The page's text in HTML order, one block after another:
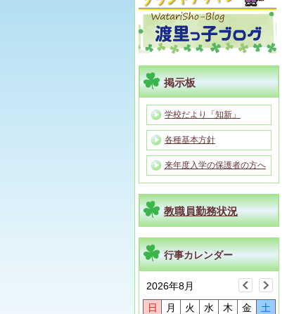
掲示板
学校だより「知新」
各種基本方針
来年度入学の保護者の方へ
教職員勤務状況
行事カレンダー
2026年8月
日 月 火 水 木 金
土